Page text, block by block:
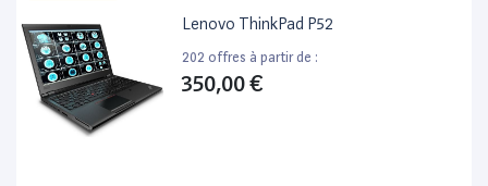
bureautique
Lenovo ThinkPad P52
202 offres à partir de :
350,00 €